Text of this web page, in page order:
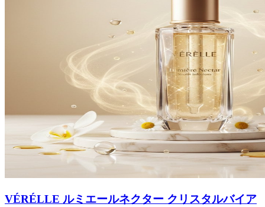
VÉRÉLLE ルミエールネクター クリスタルバイア